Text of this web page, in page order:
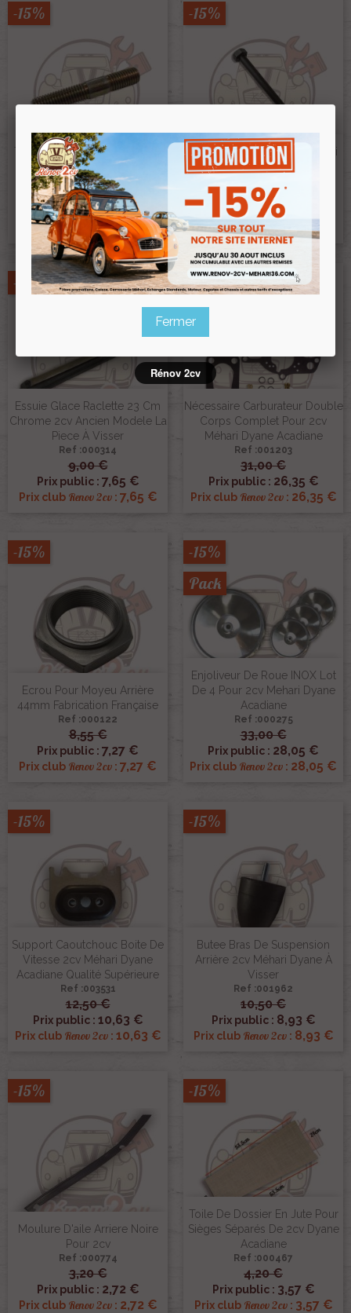
Goujon De Culasse Pour
Tubulure Echappement M7 X
41 Pour 602, 435 Et 425cc
Ref :002358
2,80 €
Prix public :2,38 €
Prix clubRenov 2cv:2,38 €
-15%
Vis De Train Avant 2cv Mehari
Brut Classe 10.9
2,60 €
Prix public :2,21 €
Prix clubRenov 2cv: 2,21 €
-15%
Essuie Glace Raclette 23 Cm
Chrome 2cv Ancien Modele La
Piece À Visser
Ref :000314
9,00 €
Prix public : 7,65 €
Prix club Renov 2cv: 7,65 €
-15%
Nécessaire Carburateur Double
Corps Complet Pour 2cv
Méhari Dyane Acadiane
Ref :001203
31,00 €
Prix public : 26,35 €
Prix club Renov 2cv: 26,35 €
-15%
Ecrou Pour Moyeu Arrière
44mm Fabrication Française
Ref :000122
8,55 €
Prix public : 7,27 €
Prix club Renov 2cv : 7,27 €
-15%
Enjoliveur De Roue INOX Lot
De 4 Pour 2cv Mehari Dyane
Acadiane
Ref :000275
33,00 €
Prix public : 28,05 €
Prix club Renov 2cv : 28,05 €
-15%
Pack
Support Caoutchouc Boite De
Vitesse 2cv Méhari Dyane
Acadiane Qualité Supérieure
Ref :003531
12,50 €
Prix public : 10,63 €
Prix club Renov 2cv: 10,63 €
-15%
Butee Bras De Suspension
Arrière 2cv Méhari Dyane À
Visser
Ref :001962
10,50 €
Prix public : 8,93 €
Prix club Renov 2cv: 8,93 €
-15%
Moulure D'aile Arriere Noire
Pour 2cv
Ref :000774
3,20 €
Prix public : 2,72 €
Prix club Renov 2cv: 2,72 €
-15%
Toile De Dossier En Jute Pour
Sièges Séparés De 2cv Dyane
Acadiane
Ref :000467
4,20 €
Prix public : 3,57 €
Prix club Renov 2cv: 3,57 €
-15%
Fermer
Rénov 2cv